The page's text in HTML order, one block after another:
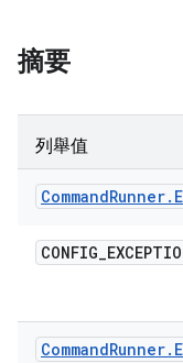
摘要
列舉值
CommandRunner.
CONFIG_
CommandRunner.